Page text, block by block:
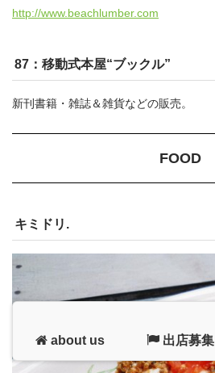
http://www.beachlumber.com
87：移動式本屋“ブックル”
新刊書籍・雑誌＆雑貨などの販売。
FOOD
キミドリ.
about us 出店募集